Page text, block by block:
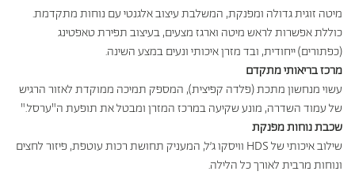
מיטה זוגית גדולה ומפנקת, המשלבת עיצוב אלגנטי עם נוחות מתקדמת.
כוללת אפשרות לראש מיטה וארגז מצעים, בעיצוב תפירת טאפטינג
(כפתורים) ייחודית, ובד מזרן איכותי ונעים במצע השינה.
מרכז בריאותי מתקדם
עשוי מנחשון מתכת (פלדה קפיצית), המספק תמיכה ממוקדת לאזור הרגיש
של עמוד השדרה, מונע שקיעה במרכז המזרן ומבטל את תופעת ה"ערסל".
שכבת נוחות מפנקת
שילוב איכותי שלHDS וויסקו ג’ל, המעניק תחושת רכות עוטפת, פיזור לחצים
ונוחות מרבית לאורך כל הלילה.